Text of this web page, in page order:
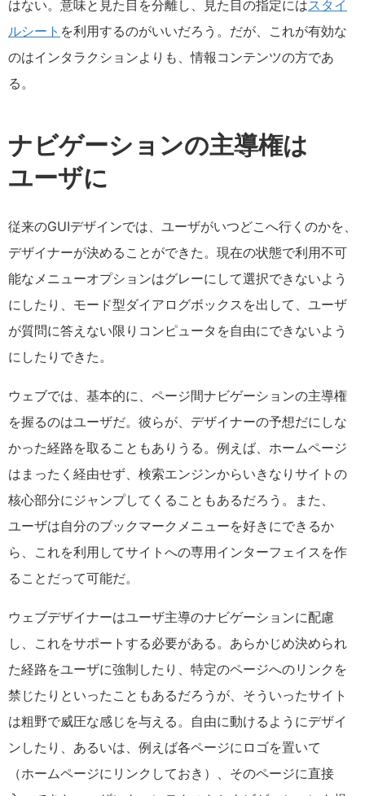
はない。意味と見た目を分離し、見た目の指定にはスタイ
ルシート を利用するのがいいだろう。だが、これが有効な
のはインタラクションよりも、情報コンテンツの方であ
る。
ナビゲーションの主導権は
ユーザに
従来のGUIデザインでは、ユーザがいつどこへ行くのかを、
デザイナーが決めることができた。現在の状態で利用不可
能なメニューオプションはグレーにして選択できないよう
にしたり、モード型ダイアログボックスを出して、ユーザ
が質問に答えない限りコンピュータを自由にできないよう
にしたりできた。
ウェブでは、基本的に、ページ間ナビゲーションの主導権
を握るのはユーザだ。彼らが、デザイナーの予想だにしな
かった経路を取ることもありうる。例えば、ホームページ
はまったく経由せず、検索エンジンからいきなりサイトの
核心部分にジャンプしてくることもあるだろう。また、
ユーザは自分のブックマークメニューを好きにできるか
ら、これを利用してサイトへの専用インターフェイスを作
ることだって可能だ。
ウェブデザイナーはユーザ主導のナビゲーションに配慮
し、これをサポートする必要がある。あらかじめ決められ
た経路をユーザに強制したり、特定のページへのリンクを
禁じたりといったこともあるだろうが、そういったサイト
は粗野で威圧な感じを与える。自由に動けるようにデザイ
ンしたり、あるいは、例えば各ページにロゴを置いて
（ホームページにリンクしておき）、そのページに直接